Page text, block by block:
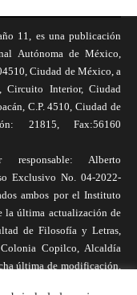
11, es una publicación
Autónoma de México,
Ciudad de México, a
Circuito Interior, Ciudad
C.P. 4510, Ciudad de
21815, Fax:56160
responsable: Alberto
Exclusivo No. 04-2022-
ambos por el Instituto
la última actualización de
de Filosofía y Letras,
Copilco, Alcaldía
última de modificación,